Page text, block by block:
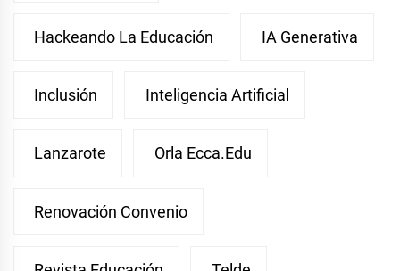
Hackeando La Educación IA Generativa
Inclusión Inteligencia Artificial
Lanzarote Orla Ecca.edu
Renovación Convenio